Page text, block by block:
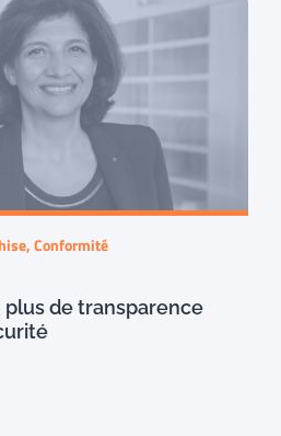
Conformité
plus de transparence